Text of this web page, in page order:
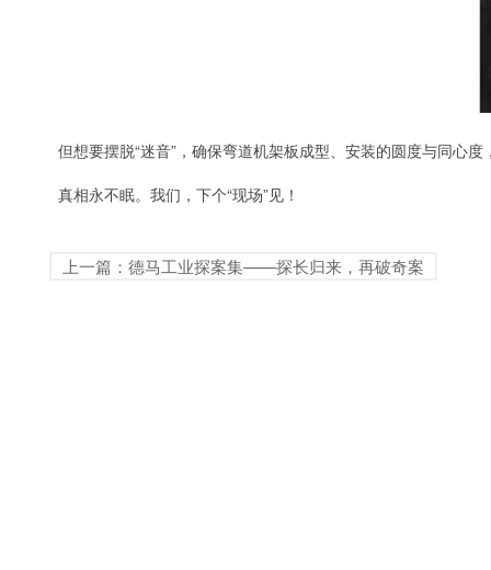
但想要摆脱“迷音”，确保弯道机架板成型、安装的圆度与同心度
真相永不眠。我们，下个“现场”见！
上一篇：德马工业探案集——探长归来，再破奇案